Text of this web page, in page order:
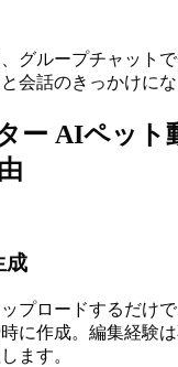
グループチャット
会話のきっかけにな
ー AIペット
成
プロードするだけ
に作成。編集経験
ます。